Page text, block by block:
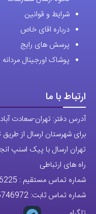
شرایط و قوانین
درباره اقای خاص
پرسش های رایج
پوشاک اورجینال مردانه
ارتباط با ما
آدرس دفتر: تهران-سعادت آباد-
برای شهرستان ارسال از
تهران ارسال با پیک اسنپ
راه های ارتباطی
شماره تماس مستقیم :
شماره تماس ثابت: